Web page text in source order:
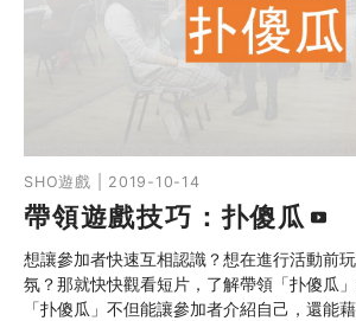
SHO遊戲 | 2019-10-14
帶領遊戲技巧：扑傻瓜
想讓參加者快速互相認識？想在進行活動前
氛？那就快快觀看短片，了解帶領「扑傻瓜
「扑傻瓜」不但能讓參加者介紹自己，還能